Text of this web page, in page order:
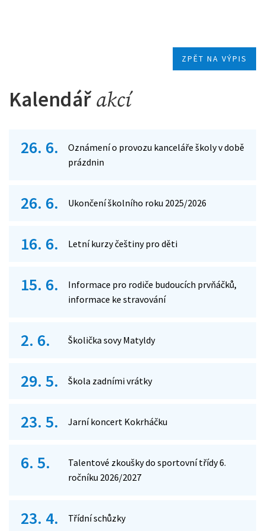
ZPĚT NA VÝPIS
Kalendářakcí
26. 6.
Oznámení o provozu kanceláře školy v době
prázdnin
26. 6. Ukončení školního roku 2025/2026
16. 6. Letní kurzy češtiny pro děti
15. 6.
Informace pro rodiče budoucích prvňáčků,
informace ke stravování
2. 6. Školička sovy Matyldy
29. 5. Škola zadními vrátky
23. 5. Jarní koncert Kokrháčku
6. 5.
Talentové zkoušky do sportovní třídy 6.
ročníku 2026/2027
23. 4. Třídní schůzky